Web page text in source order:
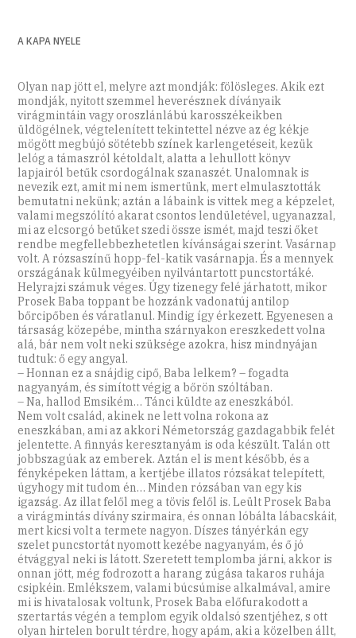
A KAPA NYELE
Olyan nap jött el, melyre azt mondják: fölösleges. Akik ezt
mondják, nyitott szemmel heverésznek díványaik
virágmintáin vagy oroszlánlábú karosszékeikben
üldögélnek, végtelenített tekintettel nézve az ég kékje
mögött megbújó sötétebb színek karlengetéseit, kezük
lelóg a támaszról kétoldalt, alatta a lehullott könyv
lapjairól betűk csordogálnak szanaszét. Unalomnak is
nevezik ezt, amit mi nem ismertünk, mert elmulasztották
bemutatni nekünk; aztán a lábaink is vittek meg a képzelet,
valami megszólító akarat csontos lendületével, ugyanazzal,
mi az elcsorgó betűket szedi össze ismét, majd teszi őket
rendbe megfellebbezhetetlen kívánságai szerint. Vasárnap
volt. A rózsaszínű hopp-fel-katik vasárnapja. És a mennyek
országának külmegyéiben nyilvántartott puncstortáké.
Helyrajzi számuk véges. Úgy tizenegy felé járhatott, mikor
Prosek Baba toppant be hozzánk vadonatúj antilop
bőrcipőben és váratlanul. Mindig így érkezett. Egyenesen a
társaság közepébe, mintha szárnyakon ereszkedett volna
alá, bár nem volt neki szüksége azokra, hisz mindnyájan
tudtuk: ő egy angyal.
– Honnan ez a snájdig cipő, Baba lelkem? – fogadta
nagyanyám, és simított végig a bőrön szóltában.
– Na, hallod Emsikém… Tánci küldte az eneszkából.
Nem volt család, akinek ne lett volna rokona az
eneszkában, ami az akkori Németország gazdagabbik felét
jelentette. A finnyás keresztanyám is oda készült. Talán ott
jobbszagúak az emberek. Aztán el is ment később, és a
fényképeken láttam, a kertjébe illatos rózsákat telepített,
úgyhogy mit tudom én… Minden rózsában van egy kis
igazság. Az illat felől meg a tövis felől is. Leült Prosek Baba
a virágmintás dívány szirmaira, és onnan lóbálta lábacskáit,
mert kicsi volt a termete nagyon. Díszes tányérkán egy
szelet puncstortát nyomott kezébe nagyanyám, és ő jó
étvággyal neki is látott. Szeretett templomba járni, akkor is
onnan jött, még fodrozott a harang zúgása takaros ruhája
csipkéin. Emlékszem, valami búcsúmise alkalmával, amire
mi is hivatalosak voltunk, Prosek Baba előfurakodott a
szertartás végén a templom egyik oldalsó szentjéhez, s ott
olyan hirtelen borult térdre, hogy apám, aki a közelben állt,